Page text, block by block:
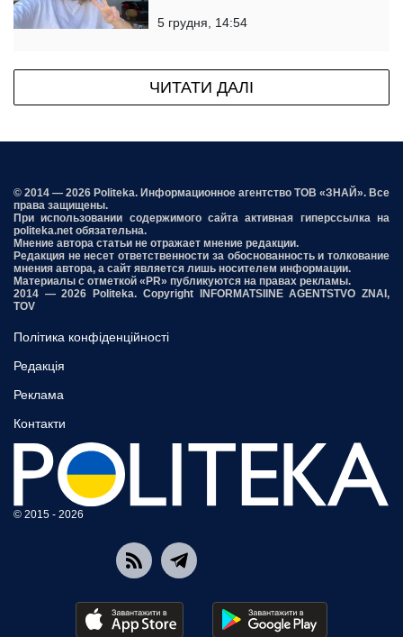
5 грудня, 14:54
ЧИТАТИ ДАЛІ
© 2014 — 2026 Politeka. Информационное агентство ТОВ «ЗНАЙ». Все
права защищены.
При использовании содержимого сайта активная гиперссылка на
politeka.net обязательна.
Мнение автора статьи не отражает мнение редакции.
Редакция не несет ответственности за обоснованность и толкование
мнения автора, а сайт является лишь носителем информации.
Материалы с отметкой «PR» публикуются на правах рекламы.
2014 — 2026 Politeka. Copyright INFORMATSIINE AGENTSTVO ZNAI,
TOV
Політика конфіденційності
Редакція
Реклама
Контакти
© 2015 - 2026